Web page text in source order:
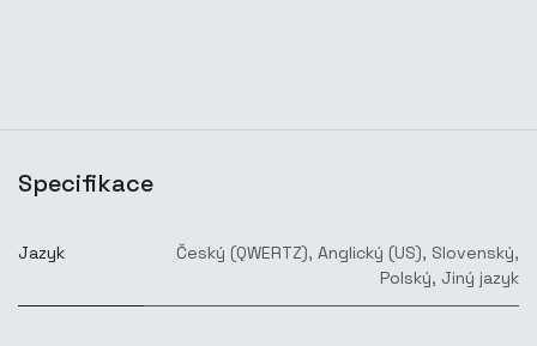
Specifikace
Jazyk Český (QWERTZ), Anglický (US), Slovenský,
Polský, Jiný jazyk